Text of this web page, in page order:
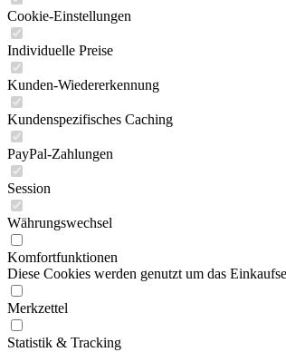
Cookie-Einstellungen
Individuelle Preise
Kunden-Wiedererkennung
Kundenspezifisches Caching
PayPal-Zahlungen
Session
Währungswechsel
Komfortfunktionen
Diese Cookies werden genutzt um das
Merkzettel
Statistik & Tracking